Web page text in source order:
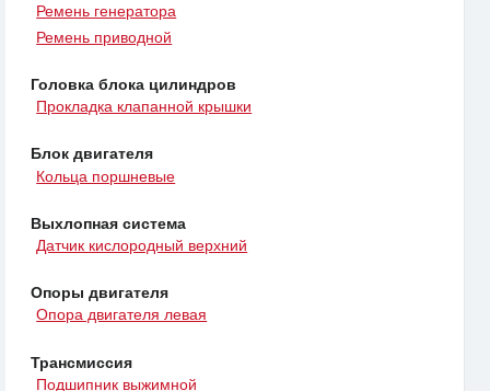
Ремень генератора
Ремень приводной
Головка блока цилиндров
Прокладка клапанной крышки
Блок двигателя
Кольца поршневые
Выхлопная система
Датчик кислородный верхний
Опоры двигателя
Опора двигателя левая
Трансмиссия
Подшипник выжимной